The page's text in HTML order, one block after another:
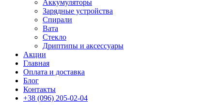
Аккумуляторы
Зарядные устройства
Спирали
Вата
Стекло
Дриптипы и аксессуары
Акции
Главная
Оплата и доставка
Блог
Контакты
+38 (096) 205-02-04